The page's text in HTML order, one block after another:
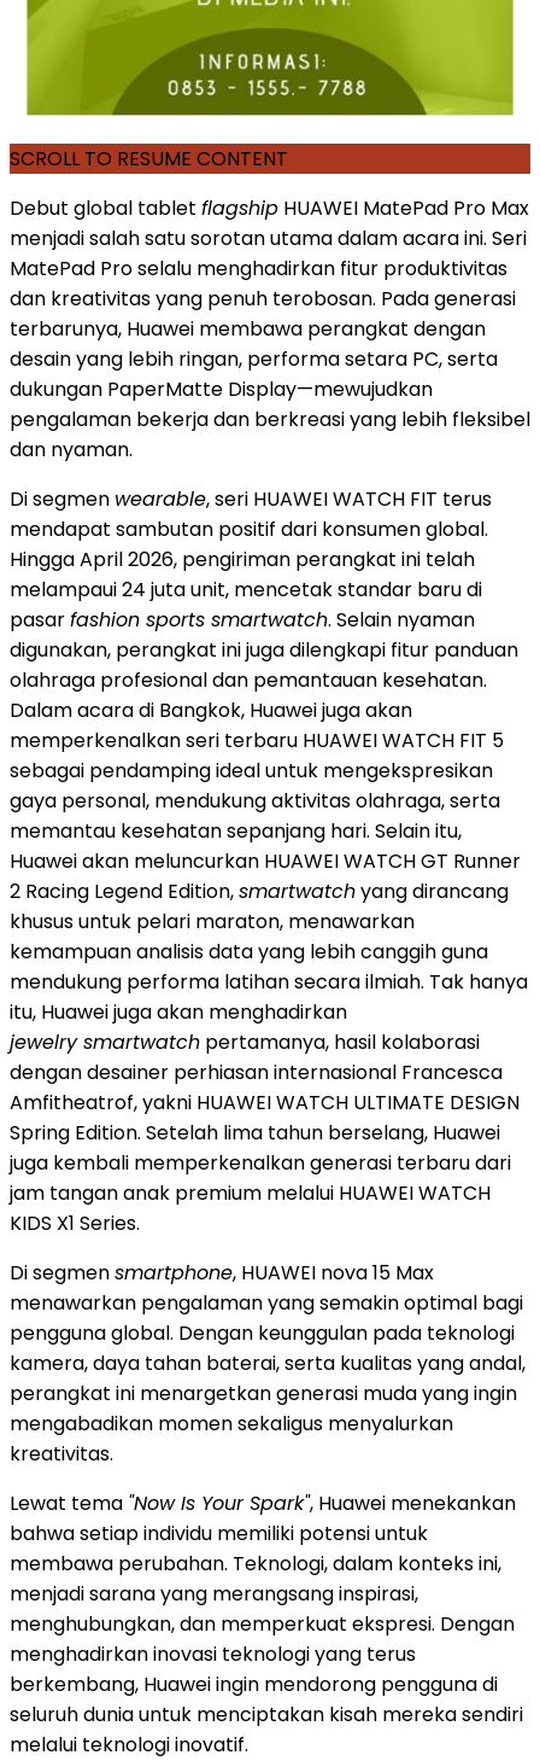
SCROLL TO RESUME CONTENT
Debut global tablet flagship HUAWEI MatePad Pro Max
menjadi salah satu sorotan utama dalam acara ini. Seri
MatePad Pro selalu menghadirkan fitur produktivitas
dan kreativitas yang penuh terobosan. Pada generasi
terbarunya, Huawei membawa perangkat dengan
desain yang lebih ringan, performa setara PC, serta
dukungan PaperMatte Display—mewujudkan
pengalaman bekerja dan berkreasi yang lebih fleksibel
dan nyaman.
Di segmen wearable, seri HUAWEI WATCH FIT terus
mendapat sambutan positif dari konsumen global.
Hingga April 2026, pengiriman perangkat ini telah
melampaui 24 juta unit, mencetak standar baru di
pasarfashion sports smartwatch. Selain nyaman
digunakan, perangkat ini juga dilengkapi fitur panduan
olahraga profesional dan pemantauan kesehatan.
Dalam acara di Bangkok, Huawei juga akan
memperkenalkan seri terbaru HUAWEI WATCH FIT 5
sebagai pendamping ideal untuk mengekspresikan
gaya personal, mendukung aktivitas olahraga, serta
memantau kesehatan sepanjang hari. Selain itu,
Huawei akan meluncurkan HUAWEI WATCH GT Runner
2 Racing Legend Edition,smartwatchyang dirancang
khusus untuk pelari maraton, menawarkan
kemampuan analisis data yang lebih canggih guna
mendukung performa latihan secara ilmiah. Tak hanya
itu, Huawei juga akan menghadirkan
jewelry smartwatch pertamanya, hasil kolaborasi
dengan desainer perhiasan internasional Francesca
Amfitheatrof, yakni HUAWEI WATCH ULTIMATE DESIGN
Spring Edition. Setelah lima tahun berselang, Huawei
juga kembali memperkenalkan generasi terbaru dari
jam tangan anak premium melalui HUAWEI WATCH
KIDS X1 Series.
Di segmensmartphone, HUAWEI nova 15 Max
menawarkan pengalaman yang semakin optimal bagi
pengguna global. Dengan keunggulan pada teknologi
kamera, daya tahan baterai, serta kualitas yang andal,
perangkat ini menargetkan generasi muda yang ingin
mengabadikan momen sekaligus menyalurkan
kreativitas.
Lewat tema "Now Is Your Spark", Huawei menekankan
bahwa setiap individu memiliki potensi untuk
membawa perubahan. Teknologi, dalam konteks ini,
menjadi sarana yang merangsang inspirasi,
menghubungkan, dan memperkuat ekspresi. Dengan
menghadirkan inovasi teknologi yang terus
berkembang, Huawei ingin mendorong pengguna di
seluruh dunia untuk menciptakan kisah mereka sendiri
melalui teknologi inovatif.